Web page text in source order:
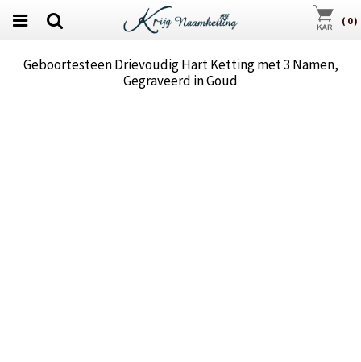
( 0)
Geboortesteen Drievoudig Hart Ketting met 3 Namen,
Gegraveerd in Goud